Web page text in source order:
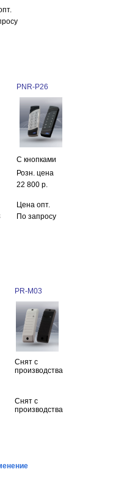
PNR-P26
С кнопками
Розн. цена
22 800 р.
Цена опт.
По запросу
PR-M03
Снят с
производства
Снят с
производства